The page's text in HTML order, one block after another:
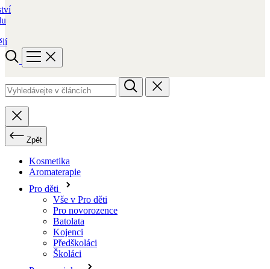
Zpět
Kosmetika
Aromaterapie
Pro děti
Vše v Pro děti
Pro novorozence
Batolata
Kojenci
Předškoláci
Školáci